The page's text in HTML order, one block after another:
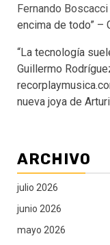
Fernando Boscacci
encima de todo” –
“La tecnología
Guillermo
nueva joya de
ARCHIVO
julio 2026
junio 2026
mayo 2026